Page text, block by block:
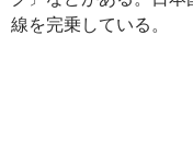
線を完乗している。